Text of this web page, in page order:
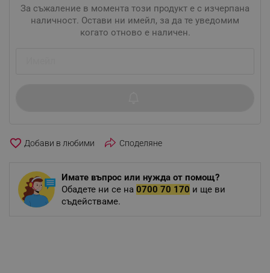
За съжаление в момента този продукт е с изчерпана
наличност. Остави ни имейл, за да те уведомим
когато отново е наличен.
favorite_border Споделяне
Имате въпрос или нужда от помощ?
Обадете ни се на 0700 70 170 и ще ви
съдействаме.